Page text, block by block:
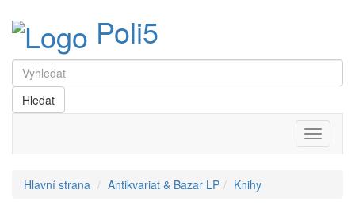
Poli5
Menu
Hlavní strana Antikvariat & Bazar LP Knihy